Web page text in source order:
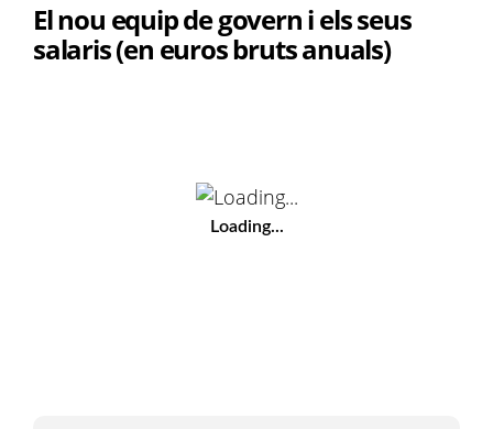
El nou equip de govern i els seus
salaris (en euros bruts anuals)
Loading...